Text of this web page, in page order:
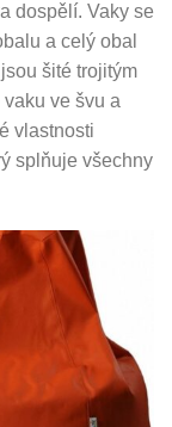
dospělí. Vaky se
a celý obal
šité trojitým
ve švu a
vlastnosti
splňuje všechny